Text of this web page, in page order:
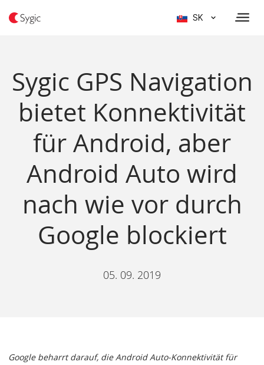
SK
Sygic GPS Navigation
bietet Konnektivität
für Android, aber
Android Auto wird
nach wie vor durch
Google blockiert
05. 09. 2019
Google beharrt darauf, die Android Auto-Konnektivität für